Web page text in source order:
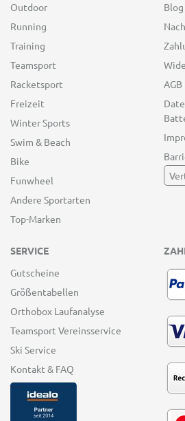
Outdoor
Running
Training
Teamsport
Racketsport
Freizeit
Winter Sports
Swim & Beach
Bike
Funwheel
Andere Sportarten
Top-Marken
Blog
AGB
SERVICE
Gutscheine
Größentabellen
Orthobox Laufanalyse
Teamsport Vereinsservice
Ski Service
Kontakt & FAQ